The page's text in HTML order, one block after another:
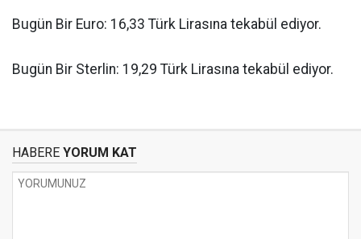
Bugün Bir Euro: 16,33 Türk Lirasına tekabül ediyor.
Bugün Bir Sterlin: 19,29 Türk Lirasına tekabül ediyor.
HABERE YORUM KAT